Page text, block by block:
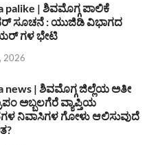
palike | ಶಿವಮೊಗ್ಗ ಪಾಲಿಕೆ
ಸೂಚನೆ : ಯುಜಿಡಿ ವಿಭಾಗದ
ಗಳ ಭೇಟಿ
2026
news | ಶಿವಮೊಗ್ಗ ಜಿಲ್ಲೆಯ ಅತೀ
ಅಬ್ಬಲಗೆರೆ ವ್ಯಾಪ್ತಿಯ
ನಿವಾಸಿಗಳ ಗೋಳು ಆಲಿಸುವುದೆ